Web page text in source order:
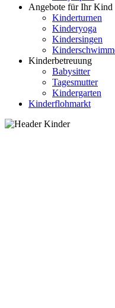
Angebote für Ihr Kind
Kinderturnen
Kinderyoga
Kindersingen
Kinderbetreuung
Babysitter
Tagesmutter
Kindergarten
Kinderflohmarkt